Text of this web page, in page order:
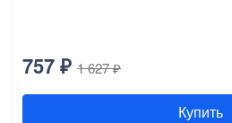
757 ₽ 1 627 ₽
Купить